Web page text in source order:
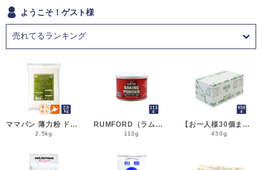
ようこそ！ゲスト様
ママパン 薄力粉 ドルチェ 2.5kg 菓子用小麦粉 北海道産 江別製粉 国産小麦粉_シフォンケーキ スポンジケーキ パウンドケーキ クッキー
2.5kg
RUMFORD（ラムフォード） ベーキングパウダー 113g 膨脹剤 BP__
113g
【お一人様30個まで】よつ葉 無塩バター 450g 賞味期限2026年11月5日またはそれ以降 バター よつば 北海道 食塩不使用 __
450g